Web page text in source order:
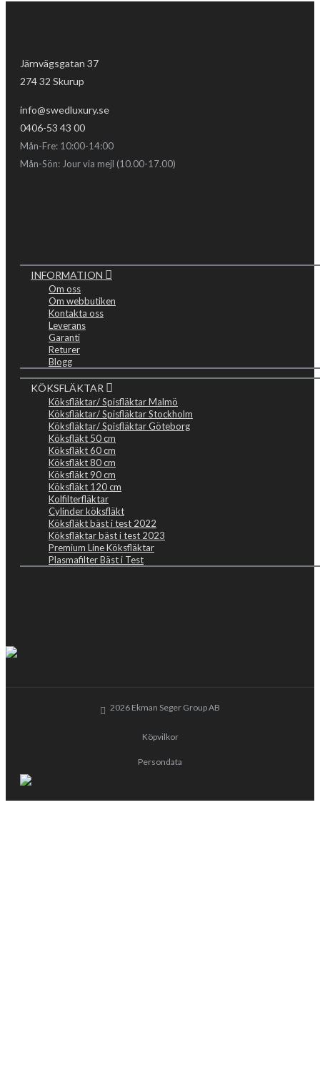
Järnvägsgatan 37
274 32 Skurup
info@swedluxury.se
0406-53 43 00
Mån-Fre: 10:00-14:00
Mån-Sön: Jour via mejl (10.00-17.00)
INFORMATION
Om oss
Om webbutiken
Kontakta oss
Leverans
Garanti
Returer
Blogg
KÖKSFLÄKTAR
Köksfläktar/ Spisfläktar Malmö
Köksfläktar/ Spisfläktar Stockholm
Köksfläktar/ Spisfläktar Göteborg
Köksfläkt 50 cm
Köksfläkt 60 cm
Köksfläkt 80 cm
Köksfläkt 90 cm
Köksfläkt 120 cm
Kolfilterfläktar
Cylinder köksfläkt
Köksfläkt bäst i test 2022
Köksfläktar bäst i test 2023
Premium Line Köksfläktar
Plasmafilter Bäst i Test
2026 Ekman Seger Group AB
Köpvilkor
Persondata